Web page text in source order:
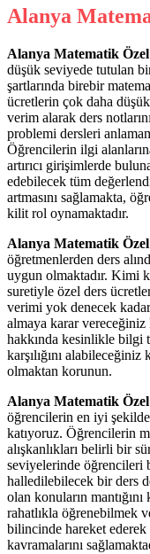
Alanya
Alanya Matematik
düşük seviyede tutulan
şartlarında birebir
ücretlerin çok daha
verim alarak ders
problemi dersleri
Öğrencilerin ilgi
artırıcı girişimlerde
edebilecek tüm
artmasını sağlamakta,
kilit rol oynamaktadır.
Alanya Matematik
öğretmenlerden ders
uygun olmaktadır. Kimi
suretiyle özel ders
verimi yok denecek
almaya karar
hakkında kesinlikle bilgi
karşılığını
olmaktan korunun.
Alanya Matematik
öğrencilerin en iyi şekilde
katıyoruz. Öğrencilerin
alışkanlıkları belirli bir
seviyelerinde öğrencileri
halledilebilecek bir ders
olan konuların
rahatlıkla öğrenebilmek
bilincinde hareket ederek
kavramalarını